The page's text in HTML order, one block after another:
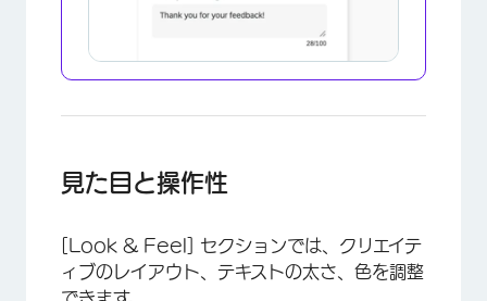
見た目と操作性
[Look & Feel] セクションでは、クリエイテ
ィブのレイアウト、テキストの太さ、色を調整